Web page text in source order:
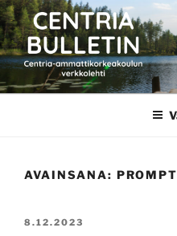
Siirry
sisältöön
CENTRIA
AVAINSANA:
JULKAISTU
8.12.2023